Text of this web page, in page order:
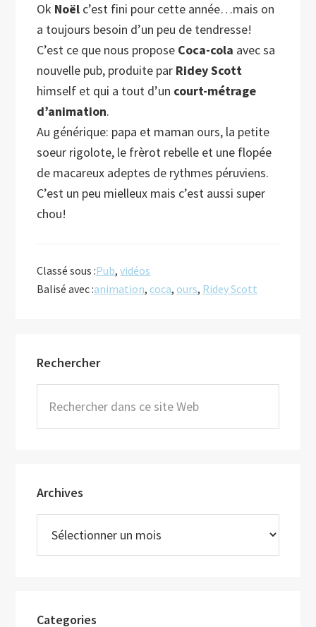
Ok Noël c’est fini pour cette année…mais on
a toujours besoin d’un peu de tendresse!
C’est ce que nous propose Coca-cola avec sa
nouvelle pub, produite par Ridey Scott
himself et qui a tout d’un court-métrage
d’animation.
Au générique: papa et maman ours, la petite
soeur rigolote, le frèrot rebelle et une flopée
de macareux adeptes de rythmes péruviens.
C’est un peu mielleux mais c’est aussi super
chou!
Classé sous :Pub,vidéos
Balisé avec :animation, coca, ours, Ridey Scott
latérale
principale
Rechercher
dans
ce
Archives
Categories